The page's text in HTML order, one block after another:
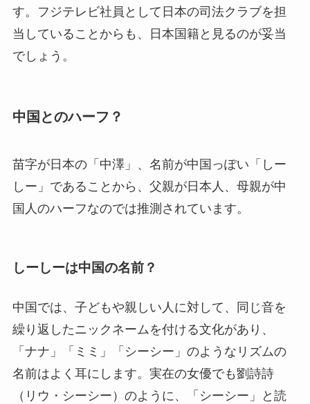
す。フジテレビ社員として日本の司法クラブを担
当していることからも、日本国籍と見るのが妥当
でしょう。
中国とのハーフ？
苗字が日本の「中澤」、名前が中国っぽい「しー
しー」であることから、父親が日本人、母親が中
国人のハーフなのでは推測されています。
しーしーは中国の名前？
中国では、子どもや親しい人に対して、同じ音を
繰り返したニックネームを付ける文化があり、
「ナナ」「ミミ」「シーシー」のようなリズムの
名前はよく耳にします。実在の女優でも劉詩詩
（リウ・シーシー）のように、「シーシー」と読